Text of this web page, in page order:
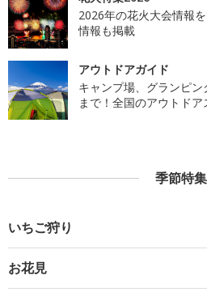
2026年の花火大会情報
情報も掲載
アウトドアガイド
キャンプ場、グランピ
まで！全国のアウトド
季節特集
いちご狩り
お花見